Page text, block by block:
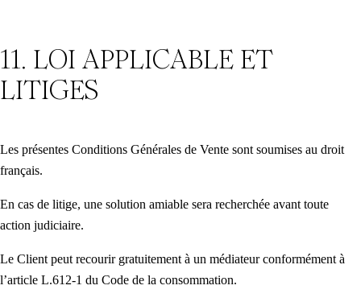
11. LOI APPLICABLE ET
LITIGES
Les présentes Conditions Générales de Vente sont soumises au droit
français.
En cas de litige, une solution amiable sera recherchée avant toute
action judiciaire.
Le Client peut recourir gratuitement à un médiateur conformément à
l’article L.612-1 du Code de la consommation.